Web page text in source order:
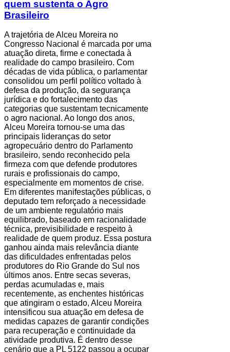
quem sustenta o Agro
Brasileiro
A trajetória de Alceu Moreira no
Congresso Nacional é marcada por uma
atuação direta, firme e conectada à
realidade do campo brasileiro. Com
décadas de vida pública, o parlamentar
consolidou um perfil político voltado à
defesa da produção, da segurança
jurídica e do fortalecimento das
categorias que sustentam tecnicamente
o agro nacional. Ao longo dos anos,
Alceu Moreira tornou-se uma das
principais lideranças do setor
agropecuário dentro do Parlamento
brasileiro, sendo reconhecido pela
firmeza com que defende produtores
rurais e profissionais do campo,
especialmente em momentos de crise.
Em diferentes manifestações públicas, o
deputado tem reforçado a necessidade
de um ambiente regulatório mais
equilibrado, baseado em racionalidade
técnica, previsibilidade e respeito à
realidade de quem produz. Essa postura
ganhou ainda mais relevância diante
das dificuldades enfrentadas pelos
produtores do Rio Grande do Sul nos
últimos anos. Entre secas severas,
perdas acumuladas e, mais
recentemente, as enchentes históricas
que atingiram o estado, Alceu Moreira
intensificou sua atuação em defesa de
medidas capazes de garantir condições
para recuperação e continuidade da
atividade produtiva. É dentro desse
cenário que a PL 5122 passou a ocupar